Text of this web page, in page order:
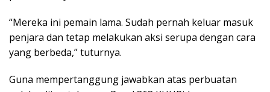
“Mereka ini pemain lama. Sudah pernah keluar masuk
penjara dan tetap melakukan aksi serupa dengan cara
yang berbeda,” tuturnya.
Guna mempertanggung jawabkan atas perbuatan